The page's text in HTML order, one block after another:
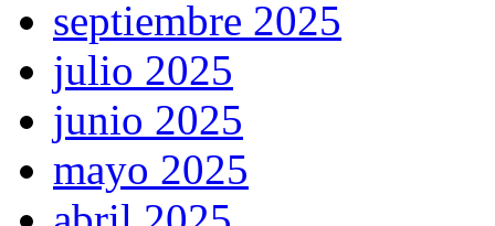
septiembre 2025
julio 2025
junio 2025
mayo 2025